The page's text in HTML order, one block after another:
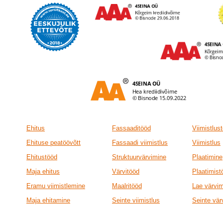
Ehitus Fassaaditööd
Ehituse peatöövõtt
Fassaadi viimistlus
Viimistlus
Ehitustööd
Struktuurvärvimine
Plaatimine
Maja ehitus
Värvitööd
Eramu viimistlemine
Maalritööd
Lae
Maja ehitamine
Seinte viimistlus Seinte